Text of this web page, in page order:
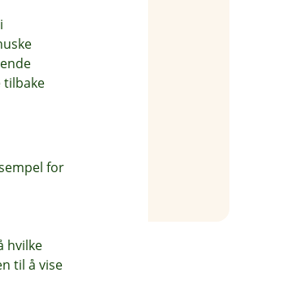
tilbake
for
hvilke
til å vise